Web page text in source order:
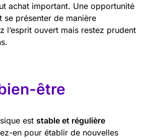
achat important. Une opportunité
se présenter de manière
l’esprit ouvert mais restez prudent
être
est stable et régulière
en pour établir de nouvelles